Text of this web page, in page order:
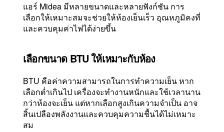
แอร์ Midea มีหลายขนาดและหลายฟังก์ชัน การ
เลือกให้เหมาะสมจะช่วยให้ห้องเย็นเร็ว อุณหภูมิคงที่
และควบคุมค่าไฟได้ง่ายขึ้น
เลือกขนาด BTU ให้เหมาะกับห้อง
BTU คือค่าความสามารถในการทำความเย็น หาก
เลือกต่ำเกินไป เครื่องจะทำงานหนักและใช้เวลานาน
กว่าห้องจะเย็น แต่หากเลือกสูงเกินความจำเป็น อาจ
สิ้นเปลืองพลังงานและควบคุมความชื้นได้ไม่เหมาะ
สม